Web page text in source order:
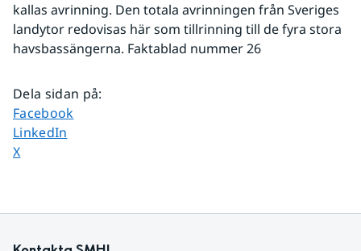
kallas avrinning. Den totala avrinningen från Sveriges
landytor redovisas här som tillrinning till de fyra stora
havsbassängerna. Faktablad nummer 26
Dela sidan på:
Dela sidan på
Facebook
Dela sidan på
LinkedIn
Dela sidan på
X